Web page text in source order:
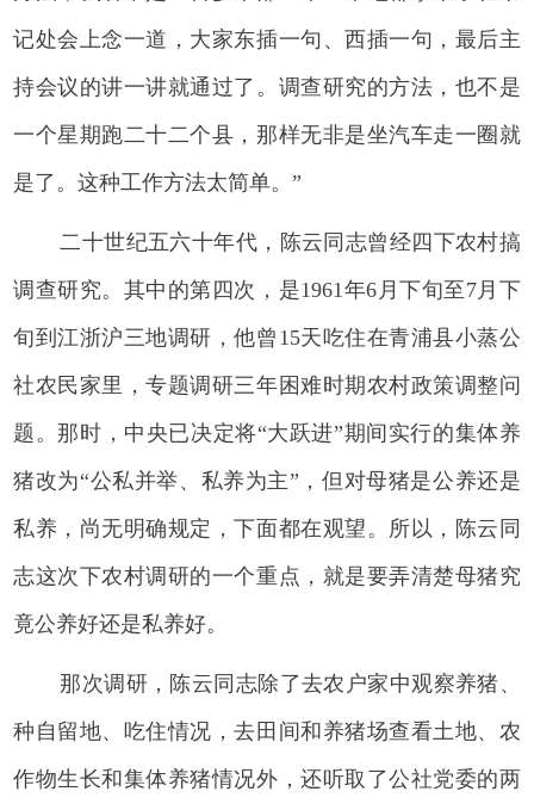
记处会上念一道，大家东插一句、西插一句，最后主
持会议的讲一讲就通过了。调查研究的方法，也不是
一个星期跑二十二个县，那样无非是坐汽车走一圈就
是了。这种工作方法太简单。”
二十世纪五六十年代，陈云同志曾经四下农村搞
调查研究。其中的第四次，是1961年6月下旬至7月下
旬到江浙沪三地调研，他曾15天吃住在青浦县小蒸公
社农民家里，专题调研三年困难时期农村政策调整问
题。那时，中央已决定将“大跃进”期间实行的集体养
猪改为“公私并举、私养为主”，但对母猪是公养还是
私养，尚无明确规定，下面都在观望。所以，陈云同
志这次下农村调研的一个重点，就是要弄清楚母猪究
竟公养好还是私养好。
那次调研，陈云同志除了去农户家中观察养猪、
种自留地、吃住情况，去田间和养猪场查看土地、农
作物生长和集体养猪情况外，还听取了公社党委的两